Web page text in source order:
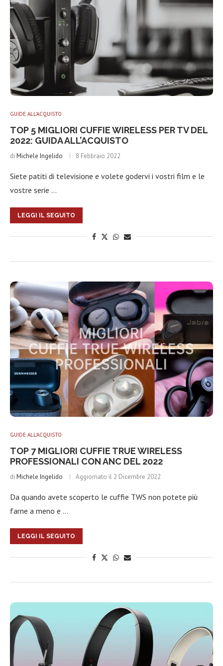
GUIDE ALL'ACQUISTO
TOP 5 MIGLIORI CUFFIE WIRELESS PER TV DEL
2022: GUIDA ALL’ACQUISTO
di Michele Ingelido 8 Febbraio 2022
Siete patiti di televisione e volete godervi i vostri film e le
vostre serie …
LEGGI IL SEGUITO
GUIDE ALL'ACQUISTO
TOP 7 MIGLIORI CUFFIE TRUE WIRELESS
PROFESSIONALI CON ANC DEL 2022
di Michele Ingelido Aggiornato il 2 Dicembre 2022
Da quando avete scoperto le cuffie TWS non potete più
farne a meno e …
LEGGI IL SEGUITO